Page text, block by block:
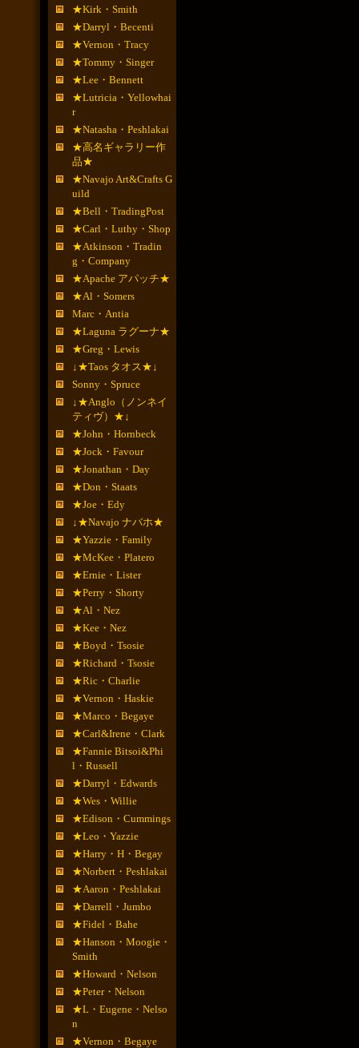
★Kirk・Smith
★Darryl・Becenti
★Vernon・Tracy
★Tommy・Singer
★Lee・Bennett
★Lutricia・Yellowhai
r
★Natasha・Peshlakai
★高名ギャラリー作
品★
★Navajo Art&Crafts G
uild
★Bell・TradingPost
★Carl・Luthy・Shop
★Atkinson・Tradin
g・Company
★Apache アパッチ★
★Al・Somers
Marc・Antia
★Laguna ラグーナ★
★Greg・Lewis
↓★Taos タオス★↓
Sonny・Spruce
↓★Anglo（ノンネイ
ティヴ）★↓
★John・Hornbeck
★Jock・Favour
★Jonathan・Day
★Don・Staats
★Joe・Edy
↓★Navajo ナバホ★
★Yazzie・Family
★McKee・Platero
★Ernie・Lister
★Perry・Shorty
★Al・Nez
★Kee・Nez
★Boyd・Tsosie
★Richard・Tsosie
★Ric・Charlie
★Vernon・Haskie
★Marco・Begaye
★Carl&Irene・Clark
★Fannie Bitsoi&Phi
l・Russell
★Darryl・Edwards
★Wes・Willie
★Edison・Cummings
★Leo・Yazzie
★Harry・H・Begay
★Norbert・Peshlakai
★Aaron・Peshlakai
★Darrell・Jumbo
★Fidel・Bahe
★Hanson・Moogie・
Smith
★Howard・Nelson
★Peter・Nelson
★L・Eugene・Nelso
n
★Vernon・Begaye